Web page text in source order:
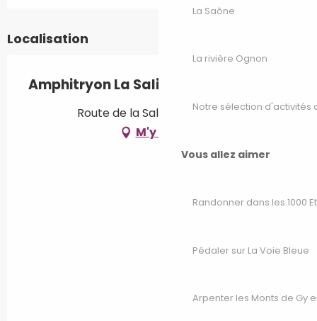
La Saône
La rivière Ognon
Notre sélection d'activités
Vous allez aimer
Randonner dans les 1000
Pédaler sur La Voie Bleue
Arpenter les Monts de Gy
Localisation
Amphitryon La Saline
Route de la Saline, 70200 Lure
M'y rendre